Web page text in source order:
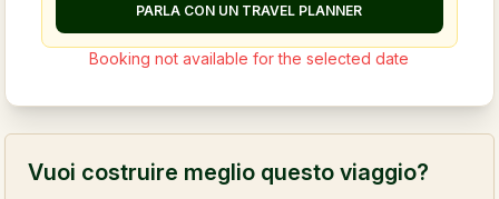
PARLA CON UN TRAVEL PLANNER
Booking not available for the selected date
Vuoi costruire meglio questo viaggio?